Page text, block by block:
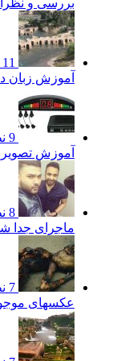
11 نظر
آموزش زبان
9 نظر
آموزش
8 نظر
ماجرای جدا
7 نظر
عکسهای